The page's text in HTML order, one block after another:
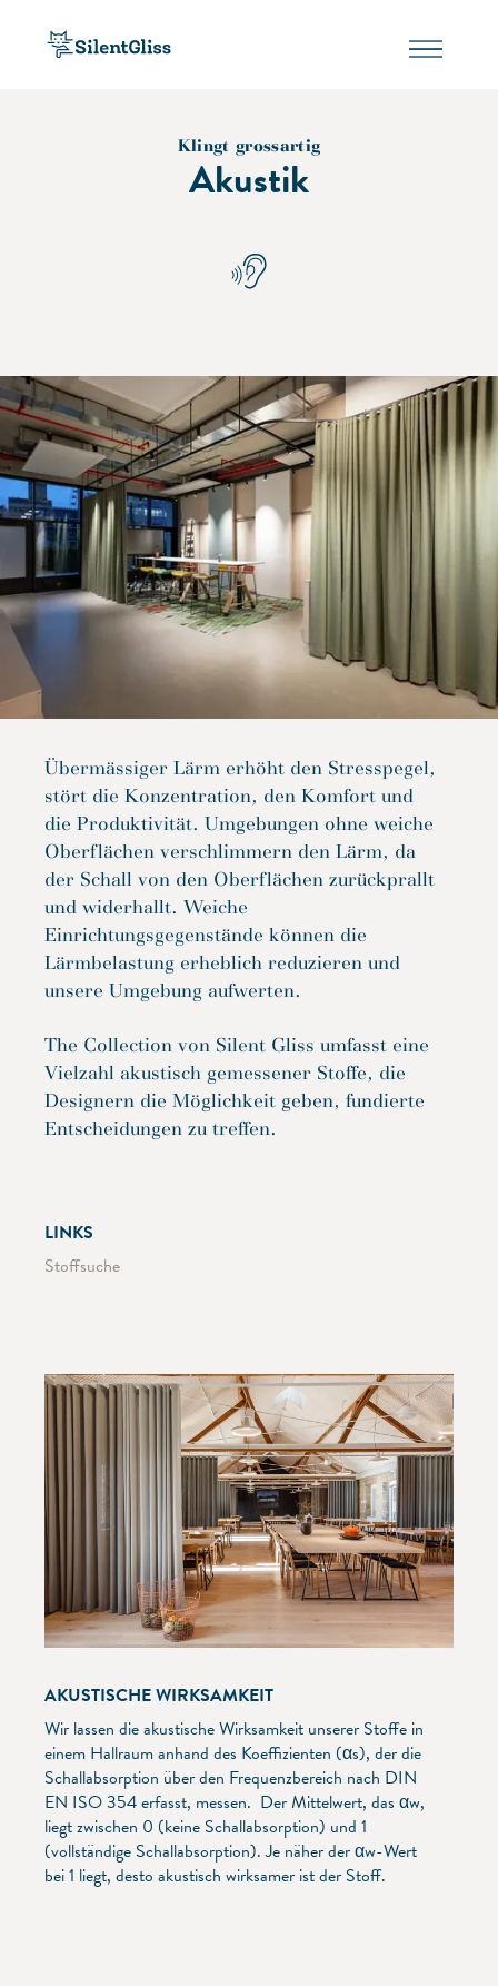
Klingt grossartig
Akustik
Übermässiger Lärm erhöht den Stresspegel,
stört die Konzentration, den Komfort und
die Produktivität. Umgebungen ohne weiche
Oberflächen verschlimmern den Lärm, da
der Schall von den Oberflächen zurückprallt
und widerhallt. Weiche
Einrichtungsgegenstände können die
Lärmbelastung erheblich reduzieren und
unsere Umgebung aufwerten.
The Collection von Silent Gliss umfasst eine
Vielzahl akustisch gemessener Stoffe, die
Designern die Möglichkeit geben, fundierte
Entscheidungen zu treffen.
LINKS
Stoffsuche
AKUSTISCHE WIRKSAMKEIT
Wir lassen die akustische Wirksamkeit unserer Stoffe in
einem Hallraum anhand des Koeffizienten (αs), der die
Schallabsorption über den Frequenzbereich nach DIN
EN ISO 354 erfasst, messen. Der Mittelwert, das αw,
liegt zwischen 0 (keine Schallabsorption) und 1
(vollständige Schallabsorption). Je näher der αw-Wert
bei 1 liegt, desto akustisch wirksamer ist der Stoff.